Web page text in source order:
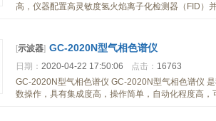
高，仪器配置高灵敏度氢火焰离子化检测器（FID）
[示波器] GC-2020N型气相色谱仪
日期： 2020-04-22 17:50:06 点击： 16763
GC-2020N型气相色谱仪 GC-2020N型气相色谱仪
数操作，具有集成度高，操作简单，自动化程度高